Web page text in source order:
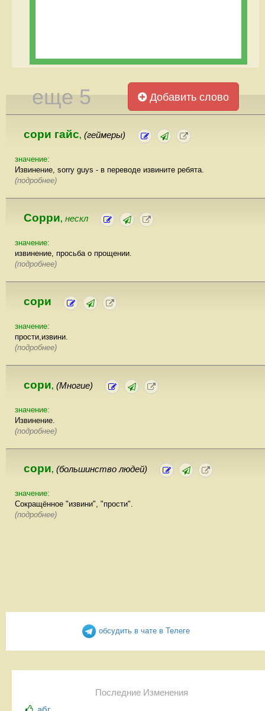
еще 5 Добавить слово
сори гайс, (геймеры)
значение:
Извинение, sorry guys - в переводе извините ребята.
(подробнее)
Сорри, нескл
значение:
извинение, просьба о прощении.
(подробнее)
сори
значение:
прости,извини.
(подробнее)
сори, (Многие)
значение:
Извинение.
(подробнее)
сори, (большинство людей)
значение:
Сокращённое "извини", "прости".
(подробнее)
обсудить в чате в Телеге
Последние Изменения